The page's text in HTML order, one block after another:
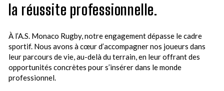
la réussite professionnelle.
À l’A.S. Monaco Rugby, notre engagement dépasse le cadre
sportif. Nous avons à cœur d’accompagner nos joueurs dans
leur parcours de vie, au-delà du terrain, en leur offrant des
opportunités concrètes pour s’insérer dans le monde
professionnel.